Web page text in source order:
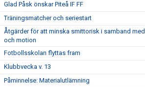
Glad Påsk önskar Piteå IF FF
Träningsmatcher och seriestart
Åtgärder för att minska smittorisk i samband
och motion
Fotbollsskolan flyttas fram
Klubbvecka v. 13
Påminnelse: Materialutlämning